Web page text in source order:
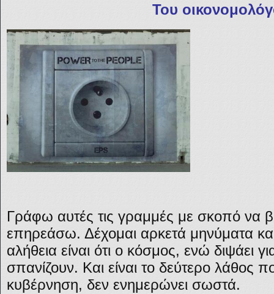
Του
Γράφω αυτές τις γραμμές με σκοπό να
επηρεάσω. Δέχομαι αρκετά μηνύματα
αλήθεια είναι ότι ο κόσμος, ενώ διψάει
σπανίζουν. Και είναι το δεύτερο λάθος
κυβέρνηση, δεν ενημερώνει σωστά.